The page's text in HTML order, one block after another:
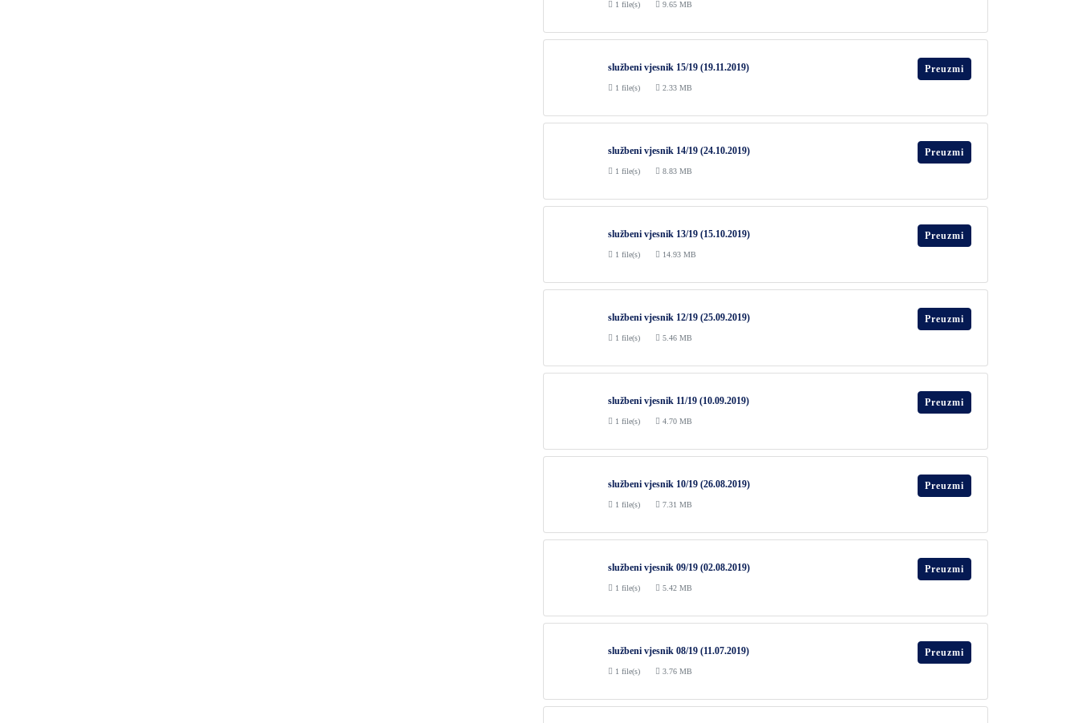
1 file(s) 9.65 MB
službeni vjesnik 15/19 (19.11.2019)
1 file(s) 2.33 MB
Preuzmi
službeni vjesnik 14/19 (24.10.2019)
1 file(s) 8.83 MB
Preuzmi
službeni vjesnik 13/19 (15.10.2019)
1 file(s) 14.93 MB
Preuzmi
službeni vjesnik 12/19 (25.09.2019)
1 file(s) 5.46 MB
Preuzmi
službeni vjesnik 11/19 (10.09.2019)
1 file(s) 4.70 MB
Preuzmi
službeni vjesnik 10/19 (26.08.2019)
1 file(s) 7.31 MB
Preuzmi
službeni vjesnik 09/19 (02.08.2019)
1 file(s) 5.42 MB
Preuzmi
službeni vjesnik 08/19 (11.07.2019)
1 file(s) 3.76 MB
Preuzmi